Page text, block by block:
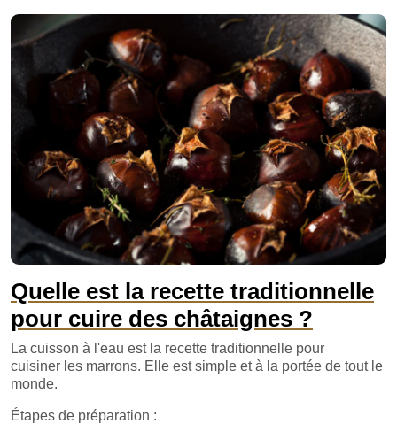
Quelle est la recette traditionnelle
pour cuire des châtaignes ?
La cuisson à l'eau est la recette traditionnelle pour
cuisiner les marrons. Elle est simple et à la portée de tout le
monde.
Étapes de préparation :